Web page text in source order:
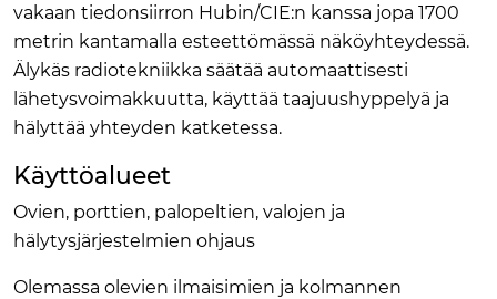
vakaan tiedonsiirron Hubin/CIE:n kanssa jopa 1700
metrin kantamalla esteettömässä näköyhteydessä.
Älykäs radiotekniikka säätää automaattisesti
lähetysvoimakkuutta, käyttää taajuushyppelyä ja
hälyttää yhteyden katketessa.
Käyttöalueet
Ovien, porttien, palopeltien, valojen ja
hälytysjärjestelmien ohjaus
Olemassa olevien ilmaisimien ja kolmannen